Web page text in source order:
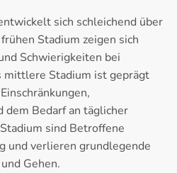
sich schleichend über
Stadium zeigen sich
Schwierigkeiten bei
mittlere Stadium ist geprägt
Bedarf an täglicher
sind Betroffene
und verlieren grundlegende
Gehen.